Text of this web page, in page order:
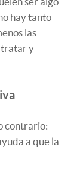
hay tanto
las
tratar y
contrario:
a que la